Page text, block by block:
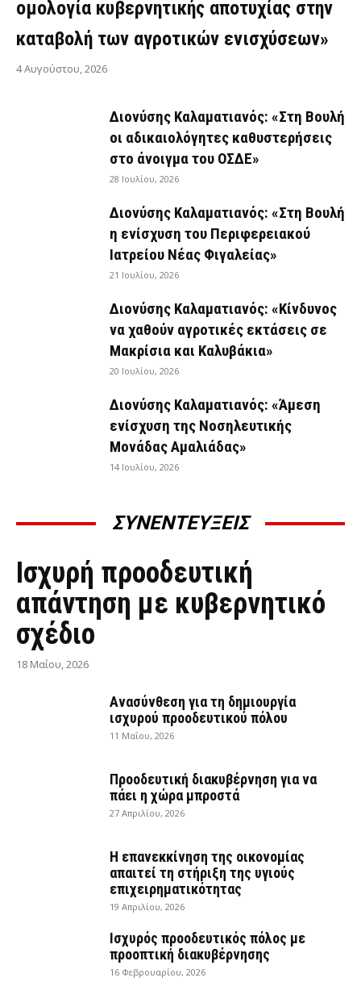
ομολογία κυβερνητικής αποτυχίας στην
καταβολή των αγροτικών ενισχύσεων»
4 Αυγούστου, 2026
Διονύσης Καλαματιανός: «Στη Βουλή
οι αδικαιολόγητες καθυστερήσεις
στο άνοιγμα του ΟΣΔΕ»
28 Ιουλίου, 2026
Διονύσης Καλαματιανός: «Στη Βουλή
η ενίσχυση του Περιφερειακού
Ιατρείου Νέας Φιγαλείας»
21 Ιουλίου, 2026
Διονύσης Καλαματιανός: «Κίνδυνος
να χαθούν αγροτικές εκτάσεις σε
Μακρίσια και Καλυβάκια»
20 Ιουλίου, 2026
Διονύσης Καλαματιανός: «Άμεση
ενίσχυση της Νοσηλευτικής
Μονάδας Αμαλιάδας»
14 Ιουλίου, 2026
ΣΥΝΕΝΤΕΥΞΕΙΣ
ΣΥΝΕΝΤΕΎΞΕΙΣ
Ισχυρή προοδευτική
απάντηση με κυβερνητικό
σχέδιο
18 Μαΐου, 2026
Ανασύνθεση για τη δημιουργία
ισχυρού προοδευτικού πόλου
11 Μαΐου, 2026
Προοδευτική διακυβέρνηση για να
πάει η χώρα μπροστά
27 Απριλίου, 2026
Η επανεκκίνηση της οικονομίας
απαιτεί τη στήριξη της υγιούς
επιχειρηματικότητας
19 Απριλίου, 2026
Ισχυρός προοδευτικός πόλος με
προοπτική διακυβέρνησης
16 Φεβρουαρίου, 2026